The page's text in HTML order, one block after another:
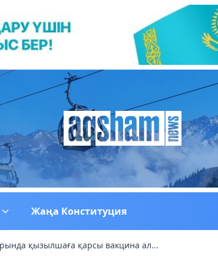
Жаңа Конституция
қызылшаға қарсы вакцина ал...